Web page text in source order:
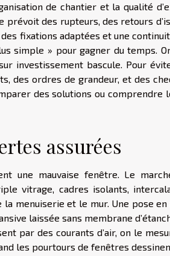
de chantier et la qualité
prévoit des rupteurs, des retours
fixations adaptées et une
simple » pour gagner du temps.
investissement bascule. Pour
des ordres de grandeur, et des
des solutions ou comprendre
assurées
une mauvaise fenêtre. Le
vitrage, cadres isolants,
menuiserie et le mur. Une pose
laissée sans membrane
par des courants d’air, on le
les pourtours de fenêtres